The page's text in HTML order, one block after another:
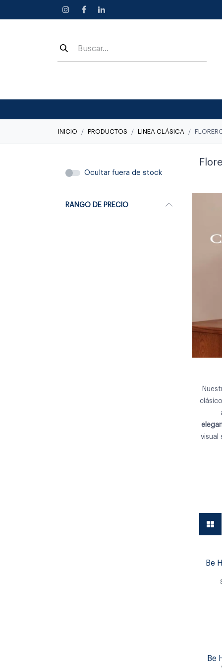
INICIO PRODUCTOS LINEA CLÁSICA
Ocultar fuera de stock
RANGO DE PRECIO
visual
Be
Be